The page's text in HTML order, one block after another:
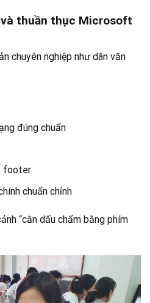
và thuần thục Microsoft
chuyên nghiệp như dân văn
đúng chuẩn
footer
chuẩn chỉnh
“căn dấu chấm bằng phím